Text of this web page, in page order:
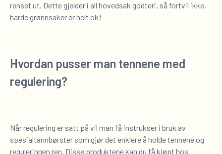
renset ut. Dette gjelder i all hovedsak godteri, så fortvil ikke,
harde grønnsaker er helt ok!
Hvordan pusser man tennene med
regulering?
Når regulering er satt på vil man få instrukser i bruk av
spesialtannbørster som gjør det enklere å holde tennene og
reguleringen ren. Disse produktene kan du få kjøpt hos